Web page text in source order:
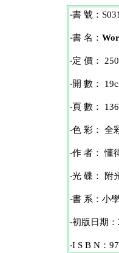
‧書 號：S031
‧書 名：
‧定 價：
‧開 數：
‧頁 數：
‧色 彩： 全
‧作 者： 懂
‧光 碟： 附
‧書 系：小
‧初版日期
‧I S B N：